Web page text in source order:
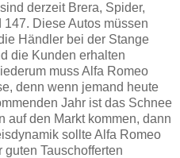
derzeit Brera, Spider,
Diese Autos müssen
Händler bei der Stange
die Kunden erhalten
muss Alfa Romeo
denn wenn jemand heute
Jahr ist das Schnee
auf den Markt kommen, dann
sollte Alfa Romeo
Tauschofferten